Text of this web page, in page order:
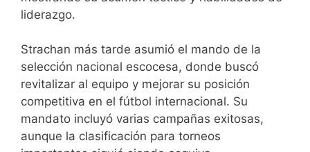
liderazgo.
Strachan más tarde asumió el mando de la
selección nacional escocesa, donde buscó
revitalizar al equipo y mejorar su posición
competitiva en el fútbol internacional. Su
mandato incluyó varias campañas exitosas,
aunque la clasificación para torneos